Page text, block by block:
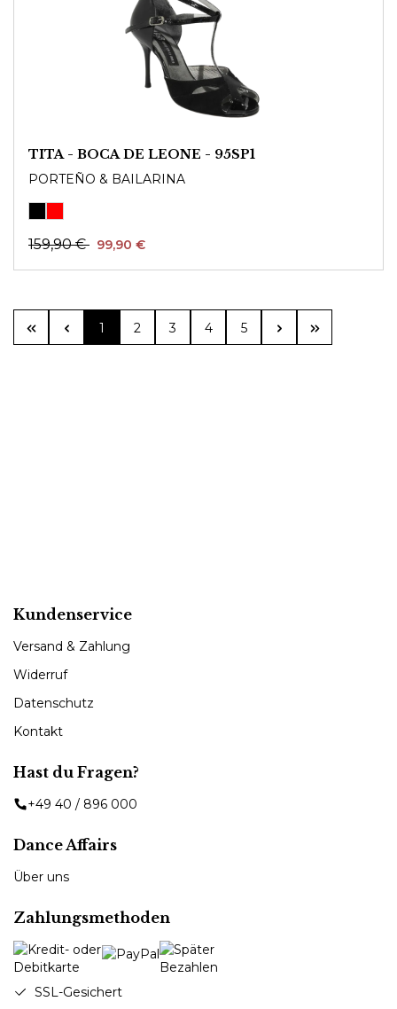
TITA - BOCA DE LEONE - 95SP1
PORTEÑO & BAILARINA
159,90 € 99,90 €
Seite
1 Seite
2 Seite
3 Seite
4 Seite
5
Kundenservice
Versand & Zahlung
Widerruf
Datenschutz
Kontakt
Hast du Fragen?
+49 40 / 896 000
Dance Affairs
Über uns
Zahlungsmethoden
SSL-Gesichert